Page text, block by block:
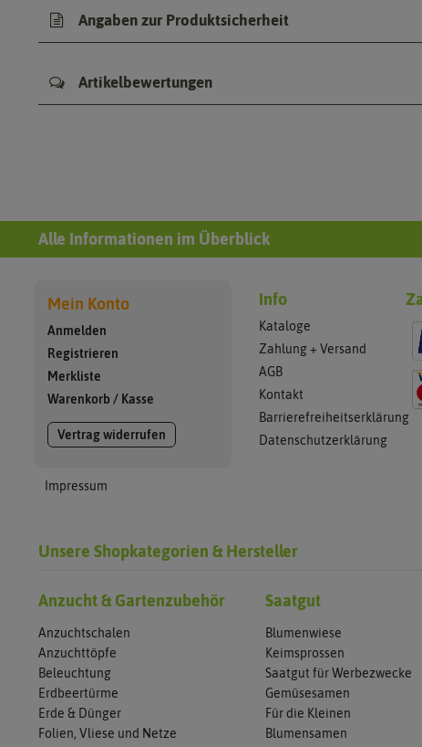
Angaben zur Produktsicherheit
Artikelbewertungen
Alle Informationen im Überblick
Mein Konto
Anmelden
Registrieren
Merkliste
Warenkorb / Kasse
Vertrag widerrufen
Impressum
Info
Kataloge
Zahlung + Versand
AGB
Kontakt
Barrierefreiheitserklärung
Datenschutzerklärung
Unsere Shopkategorien & Hersteller
Anzucht & Gartenzubehör
Anzuchtschalen
Anzuchttöpfe
Beleuchtung
Erdbeertürme
Erde & Dünger
Folien, Vliese und Netze
Saatgut
Blumenwiese
Keimsprossen
Saatgut für Werbezwecke
Gemüsesamen
Für die Kleinen
Blumensamen